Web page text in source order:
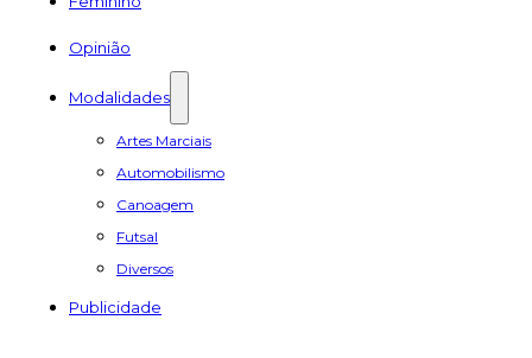
Opinião
Modalidades
Artes Marciais
Automobilismo
Canoagem
Futsal
Diversos
Publicidade